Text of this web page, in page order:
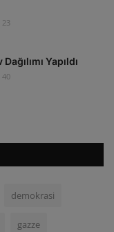
23
Yapıldı
40
demokrasi
gazze